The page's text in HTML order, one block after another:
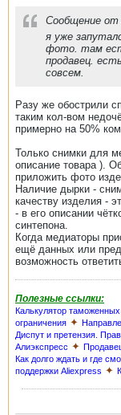
Сообщение от
я уже
фото. там
продавец.
совсем.
Разу же обострили
таким кол-вом
примерно на 50%
Только снимки для
описание товара ).
приложить фото
Наличие дырки -
качеству изделия -
- в его описании
синтепона.
Когда медиаторы
ещё данных или
возможность
Полезные ссылки:
Калькулятор
ограничения ✦
Диспут и претензия.
Алиэкспресс ✦
Как долго ждать и где
поддержки Aliexpress ✦